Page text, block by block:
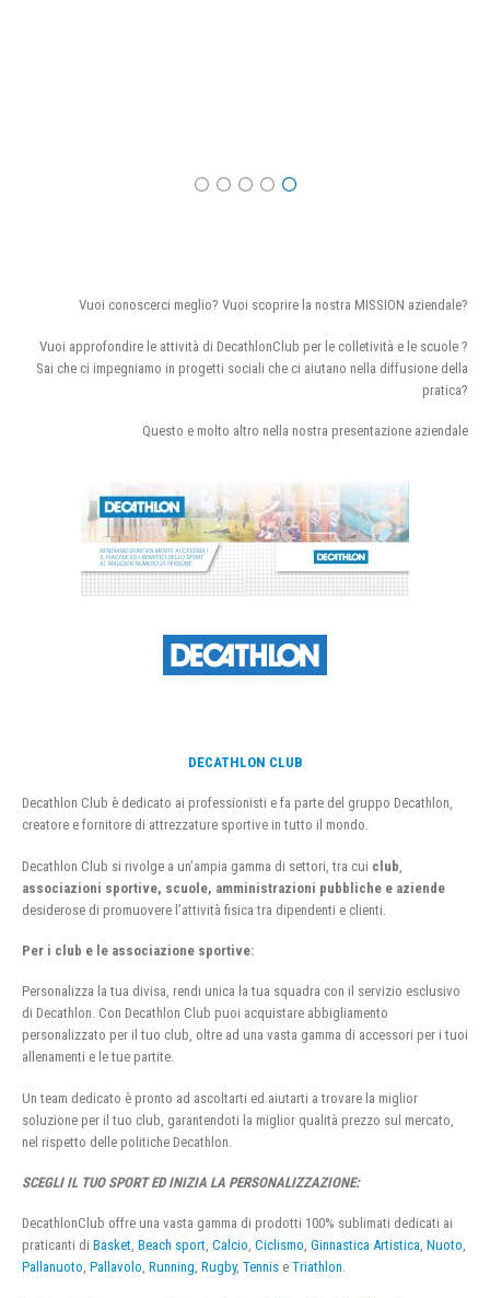
Vuoi conoscerci meglio? Vuoi scoprire la nostra MISSION aziendale?
Vuoi approfondire le attività di DecathlonClub per le colletività e le scuole ?
Sai che ci impegniamo in progetti sociali che ci aiutano nella diffusione della
pratica?
Questo e molto altro nella nostra presentazione aziendale
DECATHLON CLUB
Decathlon Club è dedicato ai professionisti e fa parte del gruppo Decathlon,
creatore e fornitore di attrezzature sportive in tutto il mondo.
Decathlon Club si rivolge a un’ampia gamma di settori, tra cui club
associazioni sportive, scuole, amministrazioni pubbliche e aziende
desiderose di promuovere l’attività fisica tra dipendenti e clienti.
Per i club e le associazione sportive:
Personalizza la tua divisa, rendi unica la tua squadra con il servizio esclusivo
di Decathlon. Con Decathlon Club puoi acquistare abbigliamento
personalizzato per il tuo club, oltre ad una vasta gamma di accessori per i tuoi
allenamenti e le tue partite.
Un team dedicato è pronto ad ascoltarti ed aiutarti a trovare la miglior
soluzione per il tuo club, garantendoti la miglior qualità prezzo sul mercato,
nel rispetto delle politiche Decathlon.
SCEGLI IL TUO SPORT ED INIZIA LA PERSONALIZZAZIONE:
DecathlonClub offre una vasta gamma di prodotti 100% sublimati dedicati ai
praticanti di Basket, Beach sport, Calcio, Ciclismo, Ginnastica Artistica, Nuoto,
Pallanuoto, Pallavolo, Running, Rugby, Tennis e Triathlon.